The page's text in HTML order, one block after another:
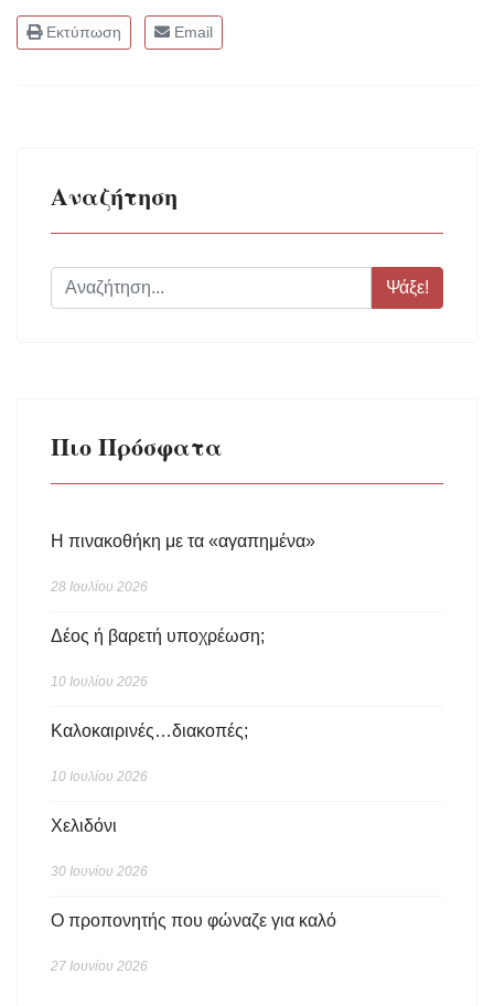
Εκτύπωση Email
Αναζήτηση
Ψάξε!
Πιο Πρόσφατα
Η πινακοθήκη με τα «αγαπημένα»
28 Ιουλίου 2026
Δέος ή βαρετή υποχρέωση;
10 Ιουλίου 2026
Καλοκαιρινές…διακοπές;
10 Ιουλίου 2026
Χελιδόνι
30 Ιουνίου 2026
Ο προπονητής που φώναζε για καλό
27 Ιουνίου 2026